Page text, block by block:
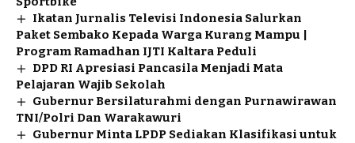
Ikatan Jurnalis Televisi Indonesia Salurkan
Paket Sembako Kepada Warga Kurang Mampu |
Program Ramadhan IJTI Kaltara Peduli
DPD RI Apresiasi Pancasila Menjadi Mata
Pelajaran Wajib Sekolah
Gubernur Bersilaturahmi dengan Purnawirawan
TNI/Polri Dan Warakawuri
Gubernur Minta LPDP Sediakan Klasifikasi untuk